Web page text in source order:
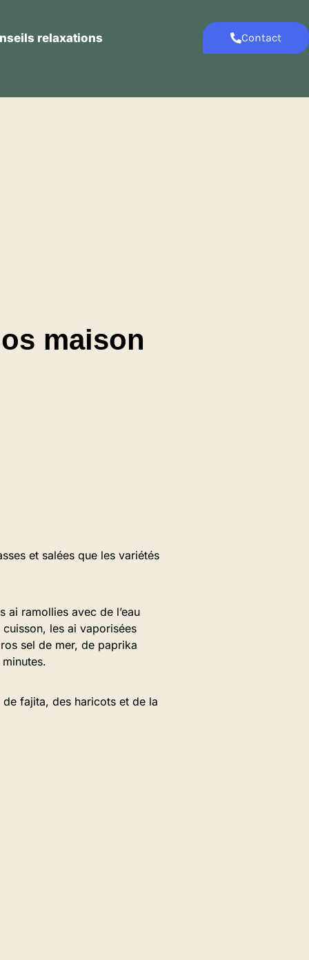
relaxations Contact
maison
et salées que les variétés
ai ramollies avec de l’eau
les ai vaporisées
sel de mer, de paprika
de fajita, des haricots et de la